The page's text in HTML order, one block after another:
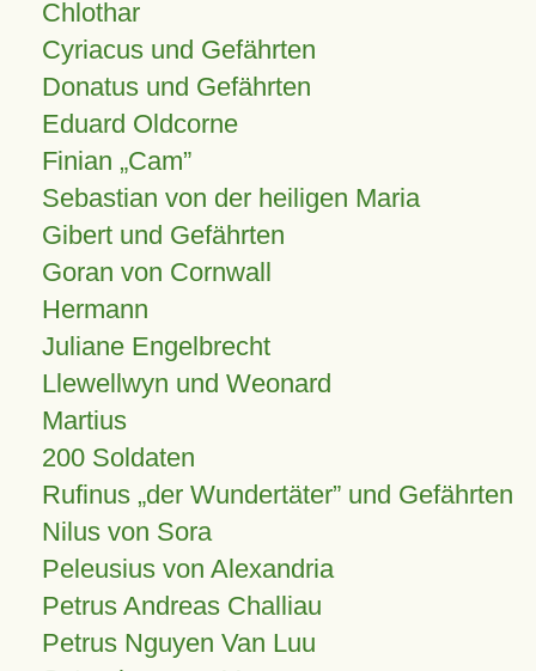
Chlothar
Cyriacus und Gefährten
Donatus und Gefährten
Eduard Oldcorne
Finian Cam
Sebastian von der heiligen Maria
Gibert und Gefährten
Goran von Cornwall
Hermann
Juliane Engelbrecht
Llewellwyn und Weonard
Martius
200 Soldaten
Rufinus „der Wundertäter” und Gefährten
Nilus von Sora
Peleusius von Alexandria
Petrus Andreas Challiau
Petrus Nguyen Van Luu